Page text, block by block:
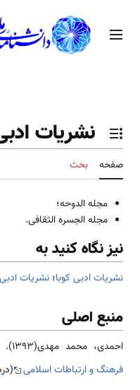
محتوامنوی اصلی
تغییر وضعیت فهرست
نشریات
صفحه بحث
مجله الدوحه؛
مجله الجسره الثقافی.
نیز نگاه کنید به
نشریات ادبی کوبا؛ نشریات ادبی
منبع اصلی
احمدی، محمد مهدی(1393). جامعه و فرهنگ
فرهنگ و ارتباطات اسلامی